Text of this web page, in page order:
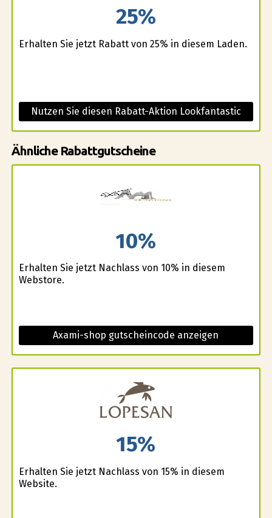
25%
Erhalten Sie jetzt Rabatt von 25% in diesem Laden.
Nutzen Sie diesen Rabatt-Aktion Lookfantastic
Ähnliche Rabattgutscheine
10%
Erhalten Sie jetzt Nachlass von 10% in diesem
Webstore.
Axami-shop gutscheincode anzeigen
15%
Erhalten Sie jetzt Nachlass von 15% in diesem
Website.